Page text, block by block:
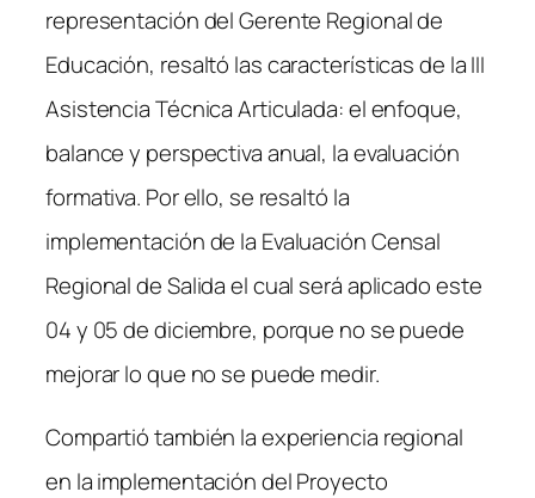
representación del Gerente Regional de
Educación, resaltó las características de la III
Asistencia Técnica Articulada: el enfoque,
balance y perspectiva anual, la evaluación
formativa. Por ello, se resaltó la
implementación de la Evaluación Censal
Regional de Salida el cual será aplicado este
04 y 05 de diciembre, porque no se puede
mejorar lo que no se puede medir.
Compartió también la experiencia regional
en la implementación del Proyecto